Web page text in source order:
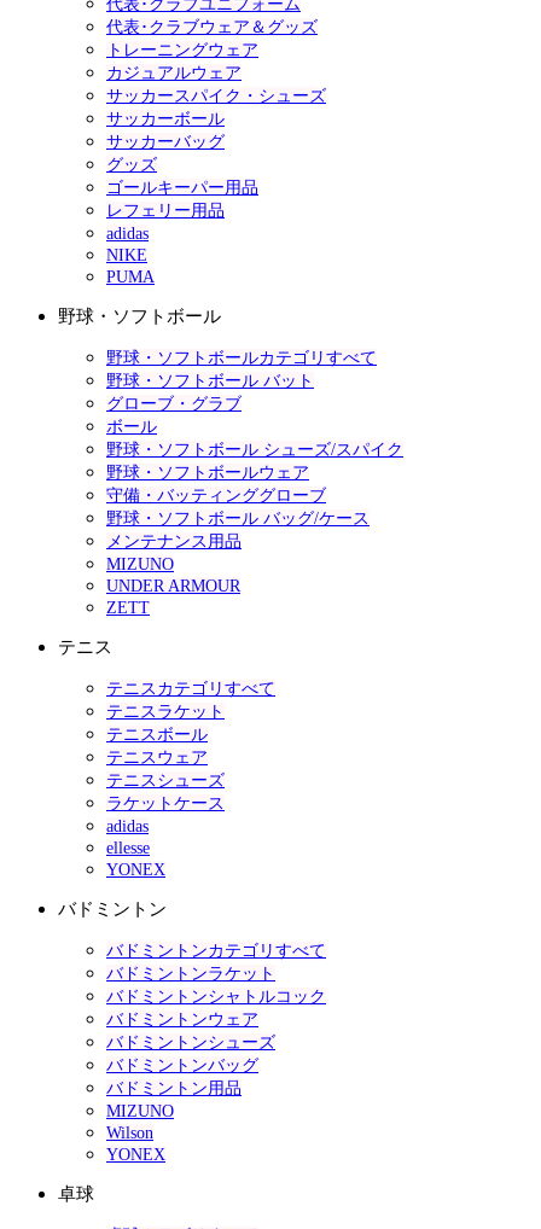
代表･クラブユニフォーム
代表･クラブウェア＆グッズ
トレーニングウェア
カジュアルウェア
サッカースパイク・シューズ
サッカーボール
サッカーバッグ
グッズ
ゴールキーパー用品
レフェリー用品
adidas
NIKE
PUMA
野球・ソフトボール
野球・ソフトボールカテゴリすべて
野球・ソフトボール バット
グローブ・グラブ
ボール
野球・ソフトボール シューズ/スパイク
野球・ソフトボールウェア
守備・バッティンググローブ
野球・ソフトボール バッグ/ケース
メンテナンス用品
MIZUNO
UNDER ARMOUR
ZETT
テニス
テニスカテゴリすべて
テニスラケット
テニスボール
テニスウェア
テニスシューズ
ラケットケース
adidas
ellesse
YONEX
バドミントン
バドミントンカテゴリすべて
バドミントンラケット
バドミントンシャトルコック
バドミントンウェア
バドミントンシューズ
バドミントンバッグ
バドミントン用品
MIZUNO
Wilson
YONEX
卓球